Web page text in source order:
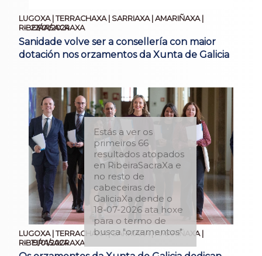
LUGOXA | TERRACHAXA | SARRIAXA | AMARIÑAXA |
RIBEIRASACRAXA
22/01/2024
Sanidade volve ser a consellería con maior
dotación nos orzamentos da Xunta de Galicia
LUGOXA | TERRACHAXA | SARRIAXA | AMARIÑAXA |
RIBEIRASACRAXA
19/01/2024
Estás a ver os
primeiros 66
resultados atopados
en RibeiraSacraXa e
no resto de
cabeceiras de
GaliciaXa dende o
18-07-2026 ata hoxe
para o termo de
busca "orzamentos"